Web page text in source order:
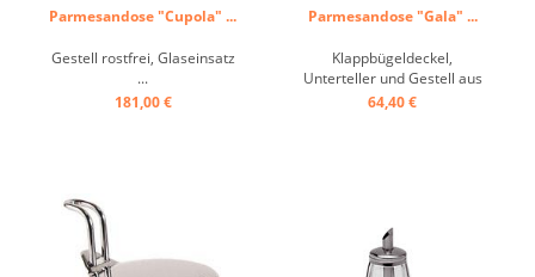
Parmesandose "Cupola" ...
Gestell rostfrei, Glaseinsatz
...
181,00 €
Parmesandose "Gala" ...
Klappbügeldeckel,
Unterteller und Gestell aus
rostfreiem Edelstahl,
64,40 €